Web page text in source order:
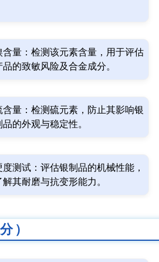
含量：检测该元素含量，用于评估
品的致敏风险及合金成分。
含量：检测硫元素，防止其影响银
品的外观与稳定性。
度测试：评估银制品的机械性能，
解其耐磨与抗变形能力。
）